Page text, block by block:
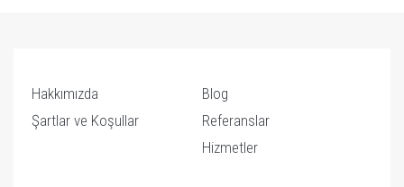
Hakkımızda
Şartlar ve Koşullar
Blog
Referanslar
Hizmetler